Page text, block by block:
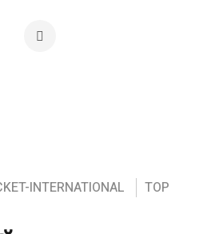
INTERNATIONAL
TOP